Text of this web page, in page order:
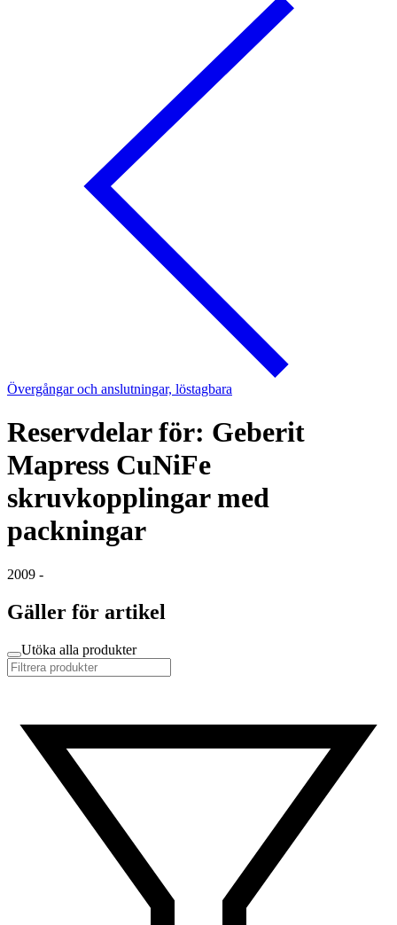
Övergångar och anslutningar, löstagbara
Reservdelar för: Geberit
Mapress CuNiFe
skruvkopplingar med
packningar
2009 -
Gäller för artikel
Utöka alla produkter